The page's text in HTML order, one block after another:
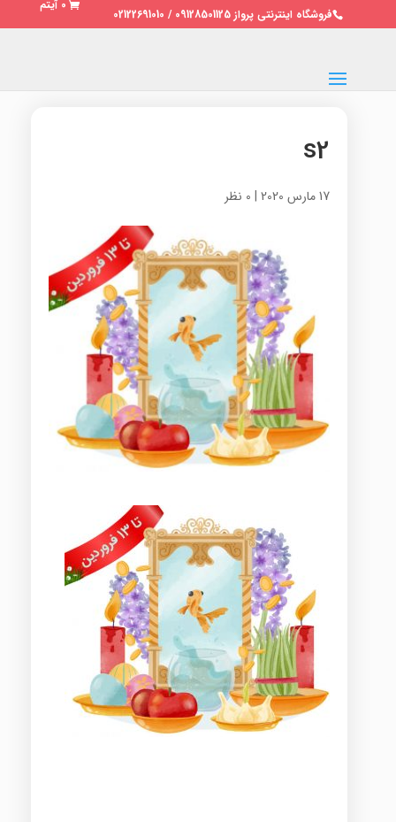
فروشگاه اینترنتی پرواز 09128501125 / 02122691010
0 آیتم
s2
17 مارس 2020 | 0 نظر